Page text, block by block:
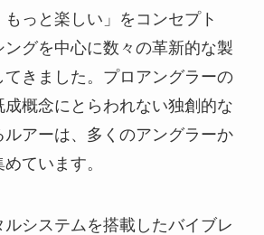
もっと楽しい」をコンセプト
グを中心に数々の革新的な製
てきました。プロアングラーの
概念にとらわれない独創的な
アーは、多くのアングラーか
ています。
システムを搭載したバイブレ